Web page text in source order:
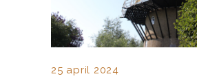
25 april 2024